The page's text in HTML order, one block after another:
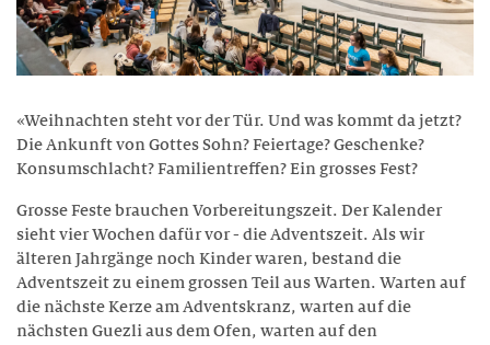
RÄUME
TARIFE
Theresianum
ÜBER UNS
Philosophie
Geschichte
«Weihnachten steht vor der Tür. Und was kommt da jetzt?
Die Ankunft von Gottes Sohn? Feiertage? Geschenke?
Konsumschlacht? Familientreffen? Ein grosses Fest?
Grosse Feste brauchen Vorbereitungszeit. Der Kalender
sieht vier Wochen dafür vor - die Adventszeit. Als wir
älteren Jahrgänge noch Kinder waren, bestand die
Adventszeit zu einem grossen Teil aus Warten. Warten auf
die nächste Kerze am Adventskranz, warten auf die
nächsten Guezli aus dem Ofen, warten auf den